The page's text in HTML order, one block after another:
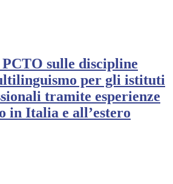
sulle discipline
per gli istituti
tramite esperienze
in Italia e all’estero